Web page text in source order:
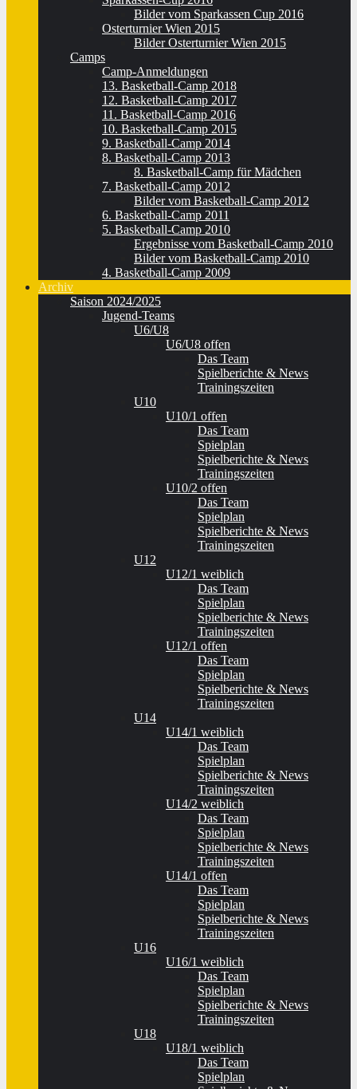
Bilder vom Sparkassen Cup 2016
Osterturnier Wien 2015
Bilder Osterturnier Wien 2015
Camps
Camp-Anmeldungen
13. Basketball-Camp 2018
12. Basketball-Camp 2017
11. Basketball-Camp 2016
10. Basketball-Camp 2015
9. Basketball-Camp 2014
8. Basketball-Camp 2013
8. Basketball-Camp für Mädchen
7. Basketball-Camp 2012
Bilder vom Basketball-Camp 2012
6. Basketball-Camp 2011
5. Basketball-Camp 2010
Ergebnisse vom Basketball-Camp 2010
Bilder vom Basketball-Camp 2010
4. Basketball-Camp 2009
Archiv
Saison 2024/2025
Jugend-Teams
U6/U8
U6/U8 offen
Das Team
Spielberichte & News
Trainingszeiten
U10
U10/1 offen
Das Team
Spielplan
Spielberichte & News
Trainingszeiten
U10/2 offen
Das Team
Spielplan
Spielberichte & News
Trainingszeiten
U12
U12/1 weiblich
Das Team
Spielplan
Spielberichte & News
Trainingszeiten
U12/1 offen
Das Team
Spielplan
Spielberichte & News
Trainingszeiten
U14
U14/1 weiblich
Das Team
Spielplan
Spielberichte & News
Trainingszeiten
U14/2 weiblich
Das Team
Spielplan
Spielberichte & News
Trainingszeiten
U14/1 offen
Das Team
Spielplan
Spielberichte & News
Trainingszeiten
U16
U16/1 weiblich
Das Team
Spielplan
Spielberichte & News
Trainingszeiten
U18
U18/1 weiblich
Das Team
Spielplan